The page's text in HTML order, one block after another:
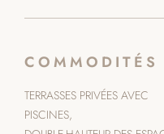
COMMODITÉS
TERRASSES PRIVÉES AVEC
PISCINES,